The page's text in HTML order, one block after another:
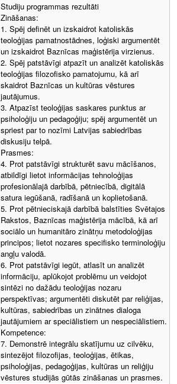
Studiju programmas rezultāti
Zināšanas:
1. Spēj definēt un izskaidrot katoliskās
teoloģijas pamatnostādnes, loģiski argumentēt
un izskaidrot Baznīcas maģistērija virzienus.
2. Spēj patstāvīgi atpazīt un analizēt katoliskās
teoloģijas filozofisko pamatojumu, kā arī
skaidrot Baznīcas un kultūras vēstures
jautājumus.
3. Atpazīst teoloģijas saskares punktus ar
psiholoģiju un pedagoģiju; spēj argumentēt un
spriest par to nozīmi Latvijas sabiedrības
diskusiju telpā.
Prasmes:
4. Prot patstāvīgi strukturēt savu mācīšanos,
atbildīgi lietot informācijas tehnoloģijas
profesionālajā darbībā, pētniecībā, digitālā
satura iegūšanā, radīšanā un koplietošanā.
5. Prot pētnieciskajā darbībā balstīties Svētajos
Rakstos, Baznīcas maģistērija mācībā, kā arī
sociālo un humanitāro zinātņu metodoloģijas
principos; lietot nozares specifisko terminoloģiju
angļu valodā.
6. Prot patstāvīgi iegūt, atlasīt un analizēt
informāciju, aplūkojot problēmu un veidojot
sintēzi no dažādu teoloģijas nozaru
perspektīvas; argumentēti diskutēt par reliģijas,
kultūras, sabiedrības un zinātnes dialoga
jautājumiem ar speciālistiem un nespeciālistiem.
Kompetence:
7. Demonstrē integrālu skatījumu uz cilvēku,
sintezējot filozofijas, teoloģijas, ētikas,
psiholoģijas, pedagoģijas, kultūras un reliģiju
vēstures studijās gūtās zināšanas un prasmes.